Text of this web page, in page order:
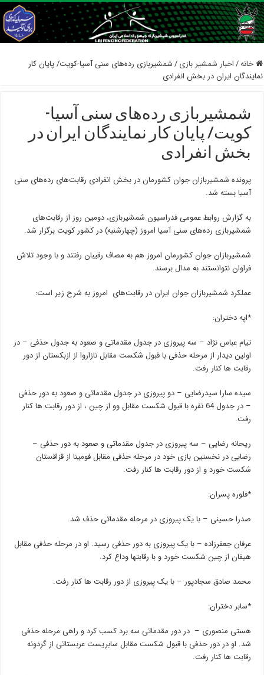
خانه/اخبار شمشیر بازی /شمشیربازی رده‌های سنی آسیا-کویت/ پایان کار
نمایندگان ایران در بخش انفرادی
شمشیربازی رده‌های سنی آسیا-
کویت/ پایان کار نمایندگان ایران در
بخش انفرادی
پرونده شمشیربازان جوان کشورمان در بخش انفرادی رقابت‌های رده‌های سنی
آسیا بسته شد.
به گزارش روابط عمومی فدراسیون شمشیربازی، دومین روز از رقابت‌های
شمشیربازی رده‌های سنی آسیا امروز (چهارشنبه) در کشور کویت برگزار شد.
شمشیربازان جوان کشورمان امروز هم به مصاف رقیبان رفتند و با وجود تلاش
فراوان نتوانستند به مدال برسند.
عملکرد شمشیربازان جوان ایران در رقابت‌های امروز به شرح زیر است:
*اپه دختران:
تیام عباس نژاد – سه پیروزی در جدول مقدماتی و صعود به جدول حذفی – در
اولین دیدار از مرحله حذفی با قبول شکست مقابل نازاروا از ازبکستان از دور
رقابت ها کنار رفت.
سیده سارا سیدرضایی – دو پیروزی در جدول مقدماتی و صعود به دور حذفی
– در جدول 64 نفره با قبول شکست مقابل وو از چین ، از دور رقابت ها کنار
رفت.
ریحانه رضایی – سه پیروزی در جدول مقدماتی و صعود به دور حذفی –
رضایی در نخستین بازی خود در مرحله حذفی مقابل فومینا از قزاقستان
شکست خورد و از دور رقابت ها کنار رفت.
*فلوره پسران:
صدرا حسینی – با یک پیروزی در مرحله مقدماتی حذف شد.
عرفان جعفرزاده – با یک پیروزی به دور حذفی رسید. او در مرحله حذفی مقابل
هیفان از چین شکست خورد و با رقابتها وداع کرد.
محمد صادق سجادپور – با یک پیروزی از دور رقابت ها کنار رفت.
*سابر دختران:
هستی منصوری – در دور مقدماتی سه برد کسب کرد و راهی مرحله حذفی
شد. او در دور حذفی با قبول شکست مقابل سابریست عربستاتی از گردونه
رقابت ها کنار رفت.